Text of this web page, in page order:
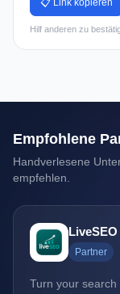
📋 Link kopieren
Hilf anderen zu
Empfohlene
Handverlesene
empfehlen.
LiveSEO
Partner
Turn your